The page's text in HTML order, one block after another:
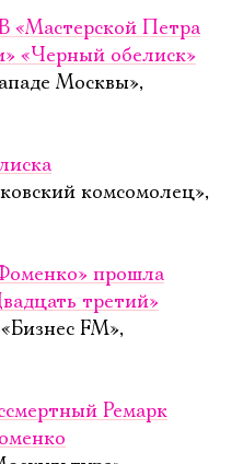
«Мастерской Петра
«Черный обелиск»
Москвы»,
комсомолец»,
прошла
третий»
FM»,
Ремарк